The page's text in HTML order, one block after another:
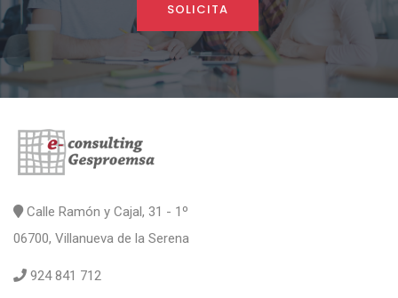
SOLICITA
Calle Ramón y Cajal, 31 - 1º
06700, Villanueva de la Serena
924 841 712